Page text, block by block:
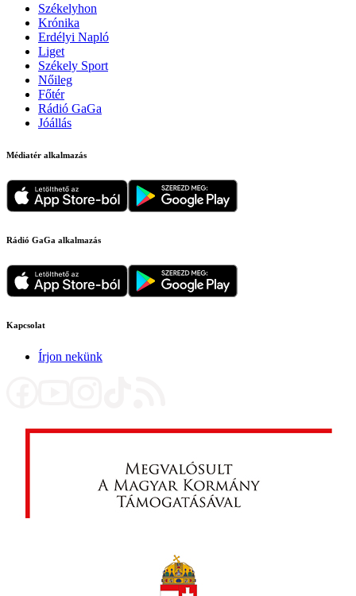
Székelyhon
Krónika
Erdélyi Napló
Liget
Székely Sport
Nőileg
Főtér
Rádió GaGa
Jóállás
Médiatér alkalmazás
Rádió GaGa alkalmazás
Kapcsolat
Írjon nekünk